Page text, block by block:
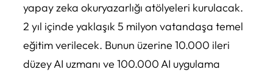
yapay zeka okuryazarlığı atölyeleri kurulacak.
2 yıl içinde yaklaşık 5 milyon vatandaşa temel
eğitim verilecek. Bunun üzerine 10.000 ileri
düzey AI uzmanı ve 100.000 AI uygulama